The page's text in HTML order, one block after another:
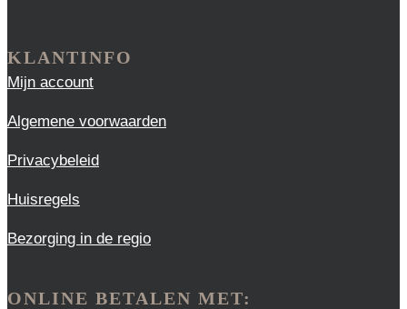
KLANTINFO
Mijn account
Algemene voorwaarden
Privacybeleid
Huisregels
Bezorging in de regio
ONLINE BETALEN MET: